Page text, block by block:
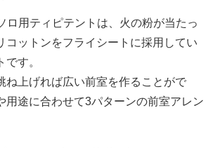
ロ用ティピテントは、火の粉が当たっ
コットンをフライシートに採用してい
す。
ね上げれば広い前室を作ることがで
用途に合わせて3パターンの前室アレン